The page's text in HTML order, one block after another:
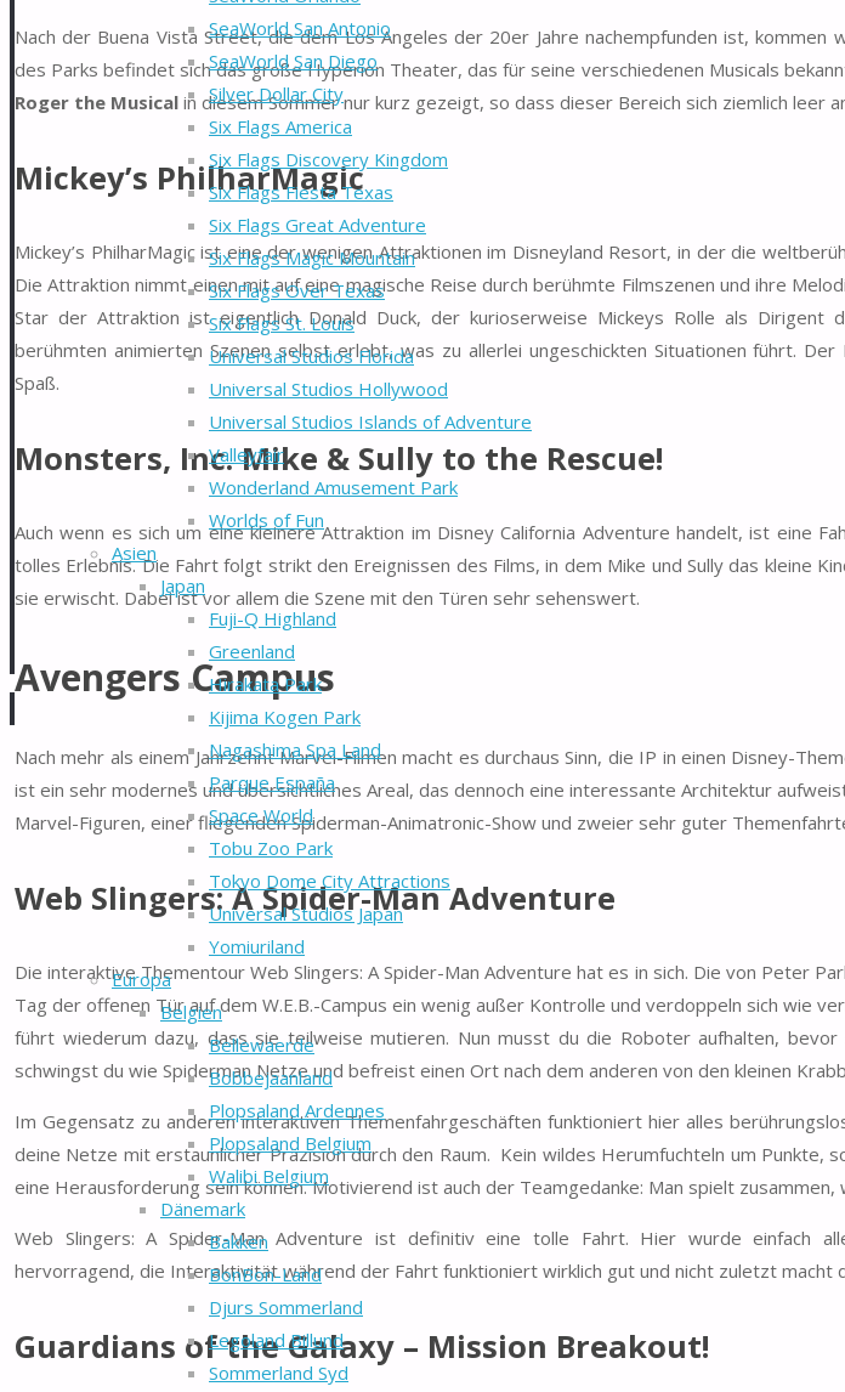
SeaWorld San Antonio
SeaWorld San Diego
Silver Dollar City
Six Flags America
Six Flags Discovery Kingdom
Six Flags Fiesta Texas
Six Flags Great Adventure
Six Flags Magic Mountain
Six Flags Over Texas
Six Flags St. Louis
Universal Studios Florida
Universal Studios Hollywood
Universal Studios Islands of Adventure
Valleyfair
Wonderland Amusement Park
Worlds of Fun
Asien
Japan
Fuji-Q Highland
Greenland
Hirakata Park
Kijima Kogen Park
Nagashima Spa Land
Parque España
Space World
Tobu Zoo Park
Tokyo Dome City Attractions
Universal Studios Japan
Yomiuriland
Europa
Belgien
Bellewaerde
Bobbejaanland
Plopsaland Ardennes
Plopsaland Belgium
Walibi Belgium
Dänemark
Bakken
BonBon-Land
Djurs Sommerland
Legoland Billund
Sommerland Syd
Nach der Buena Vista Street, die dem Los Angeles der 20er Jahre nachempfunden ist, kommen
des Parks befindet sich das große Hyperion Theater, das für seine verschiedenen Musicals
Roger the Musical in diesem Sommer nur kurz gezeigt, so dass dieser Bereich sich ziemlich leer
Mickey’s PhilharMagic
Mickey’s PhilharMagic ist eine der wenigen Attraktionen im Disneyland Resort, in der die
Die Attraktion nimmt einen mit auf eine magische Reise durch berühmte Filmszenen und ihre
Star der Attraktion ist eigentlich Donald Duck, der kurioserweise Mickeys Rolle als Dirigent
berühmten animierten Szenen selbst erlebt, was zu allerlei ungeschickten Situationen führt.
Spaß.
Monsters, Inc. Mike & Sully to the Rescue!
Auch wenn es sich um eine kleinere Attraktion im Disney California Adventure handelt, ist eine
tolles Erlebnis. Die Fahrt folgt strikt den Ereignissen des Films, in dem Mike und Sully das kleine
sie erwischt. Dabei ist vor allem die Szene mit den Türen sehr sehenswert.
Avengers Campus
Nach mehr als einem Jahrzehnt Marvel-Filmen macht es durchaus Sinn, die IP in einen Disney-
ist ein sehr modernes und übersichtliches Areal, das dennoch eine interessante Architektur
Marvel-Figuren, einer fliegenden Spiderman-Animatronic-Show und zweier sehr guter
Web Slingers: A Spider-Man Adventure
Die interaktive Thementour Web Slingers: A Spider-Man Adventure hat es in sich. Die von Peter
Tag der offenen Tür auf dem W.E.B.-Campus ein wenig außer Kontrolle und verdoppeln sich wie
führt wiederum dazu, dass sie teilweise mutieren. Nun musst du die Roboter aufhalten, bevor
schwingst du wie Spiderman Netze und befreist einen Ort nach dem anderen von den kleinen
Im Gegensatz zu anderen interaktiven Themenfahrgeschäften funktioniert hier alles
deine Netze mit erstaunlicher Präzision durch den Raum. Kein wildes Herumfuchteln um Punkte,
eine Herausforderung sein können. Motivierend ist auch der Teamgedanke: Man spielt
Web Slingers: A Spider-Man Adventure ist definitiv eine tolle Fahrt. Hier wurde einfach
hervorragend, die Interaktivität während der Fahrt funktioniert wirklich gut und nicht zuletzt macht
Guardians of the Galaxy – Mission Breakout!